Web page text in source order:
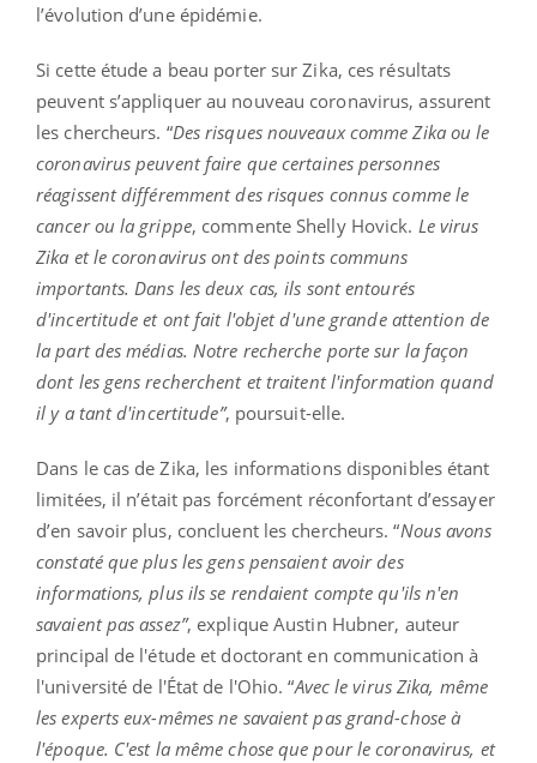
l’évolution d’une épidémie.
Si cette étude a beau porter sur Zika, ces résultats
peuvent s’appliquer au nouveau coronavirus, assurent
les chercheurs. “Des risques nouveaux comme Zika ou le
coronavirus peuvent faire que certaines personnes
réagissent différemment des risques connus comme le
cancer ou la grippe, commente Shelly Hovick. Le virus
Zika et le coronavirus ont des points communs
importants. Dans les deux cas, ils sont entourés
d'incertitude et ont fait l'objet d'une grande attention de
la part des médias. Notre recherche porte sur la façon
dont les gens recherchent et traitent l'information quand
il y a tant d'incertitude”, poursuit-elle.
Dans le cas de Zika, les informations disponibles étant
limitées, il n’était pas forcément réconfortant d’essayer
d’en savoir plus, concluent les chercheurs. “Nous avons
constaté que plus les gens pensaient avoir des
informations, plus ils se rendaient compte qu'ils n'en
savaient pas assez”, explique Austin Hubner, auteur
principal de l'étude et doctorant en communication à
l'université de l'État de l'Ohio. “Avec le virus Zika, même
les experts eux-mêmes ne savaient pas grand-chose à
l'époque. C'est la même chose que pour le coronavirus, et